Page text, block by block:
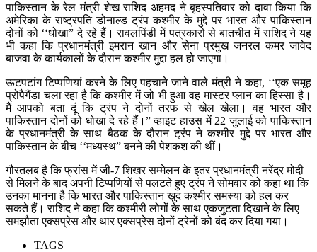
पाकिस्तान के रेल मंत्री शेख राशिद अहमद ने बृहस्पतिवार को दावा किया कि
अमेरिका के राष्ट्रपति डोनाल्ड ट्रंप कश्मीर के मुद्दे पर भारत और पाकिस्तान
दोनों को ‘‘धोखा” दे रहे हैं। रावलपिंडी में पत्रकारों से बातचीत में राशिद ने यह
भी कहा कि प्रधानमंत्री इमरान खान और सेना प्रमुख जनरल कमर जावेद
बाजवा के कार्यकालों के दौरान कश्मीर मुद्दा हल हो जाएगा।
ऊटपटांग टिप्पणियां करने के लिए पहचाने जाने वाले मंत्री ने कहा, ‘‘एक समूह
प्रोपैगैंडा चला रहा है कि कश्मीर में जो भी हुआ वह मास्टर प्लान का हिस्सा है।
मैं आपको बता दूं कि ट्रंप ने दोनों तरफ से खेल खेला। वह भारत और
पाकिस्तान दोनों को धोखा दे रहे हैं।” व्हाइट हाउस में 22 जुलाई को पाकिस्तान
के प्रधानमंत्री के साथ बैठक के दौरान ट्रंप ने कश्मीर मुद्दे पर भारत और
पाकिस्तान के बीच ‘‘मध्यस्थ” बनने की पेशकश की थीं।
गौरतलब है कि फ्रांस में जी-7 शिखर सम्मेलन के इतर प्रधानमंत्री नरेंद्र मोदी
से मिलने के बाद अपनी टिप्पणियों से पलटते हुए ट्रंप ने सोमवार को कहा था कि
उनका मानना है कि भारत और पाकिस्तान खुद कश्मीर समस्या को हल कर
सकते हैं। राशिद ने कहा कि कश्मीरी लोगों के साथ एकजुटता दिखाने के लिए
समझौता एक्सप्रेस और थार एक्सप्रेस दोनों ट्रेनों को बंद कर दिया गया।
TAGS